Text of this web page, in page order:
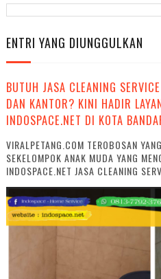
ENTRI YANG DIUNGGULKAN
BUTUH JASA CLEANING
DAN KANTOR? KINI HADIR
INDOSPACE.NET DI KOTA
VIRALPETANG.COM TEROBOSAN
SEKELOMPOK ANAK MUDA YANG
INDOSPACE.NET JASA CLEANING